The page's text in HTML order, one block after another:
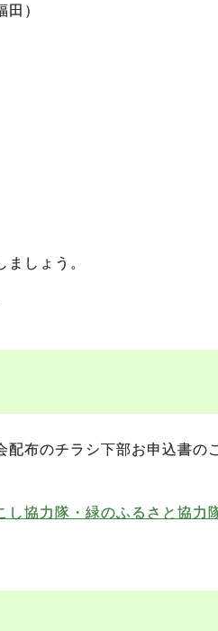
）
しょう。
配布のチラシ下部お申込書の
し協力隊・緑のふるさと協力